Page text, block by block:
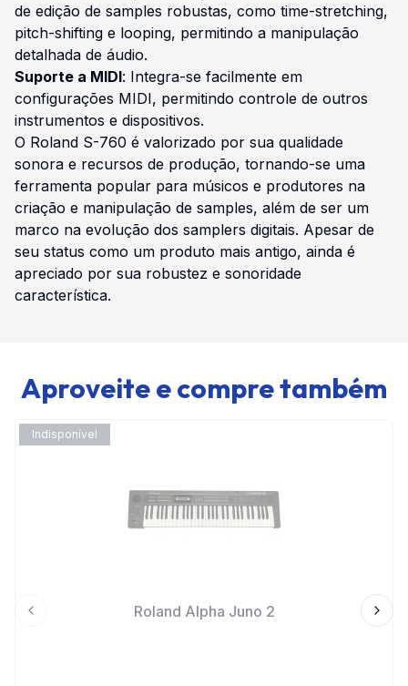
de edição de samples robustas, como time-stretching,
pitch-shifting e looping, permitindo a manipulação
detalhada de áudio.
Suporte a MIDI: Integra-se facilmente em
configurações MIDI, permitindo controle de outros
instrumentos e dispositivos.
O Roland S-760 é valorizado por sua qualidade
sonora e recursos de produção, tornando-se uma
ferramenta popular para músicos e produtores na
criação e manipulação de samples, além de ser um
marco na evolução dos samplers digitais. Apesar de
seu status como um produto mais antigo, ainda é
apreciado por sua robustez e sonoridade
característica.
Aproveite e compre também
Indisponível
Roland Alpha Juno 2
Previous slide